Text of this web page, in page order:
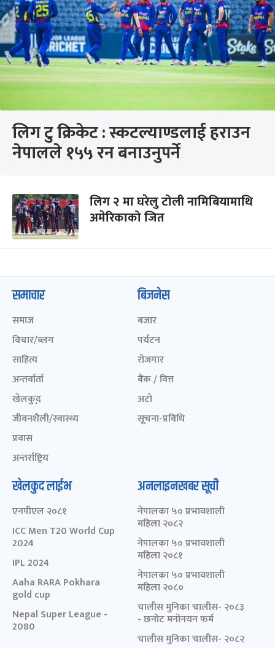
लिग टु क्रिकेट : स्कटल्याण्डलाई हराउन
नेपालले १५५ रन बनाउनुपर्ने
लिग २ मा घरेलु टोली नामिबियामाथि
अमेरिकाको जित
समाचार
समाज
विचार/ब्लग
साहित्य
अन्तर्वार्ता
खेलकुद़़
जीवनशैली/स्वास्थ्य
प्रवास
अन्तर्राष्ट्रिय
बिजनेस
बजार
पर्यटन
रोजगार
बैंक / वित्त
अटो
सूचना-प्रविधि
खेलकुद लाईभ
एनपीएल २०८१
ICC Men T20 World Cup
2024
IPL 2024
Aaha RARA Pokhara
gold cup
Nepal Super League -
2080
अनलाइनखबर सूची
नेपालका ५० प्रभावशाली
महिला २०८२
नेपालका ५० प्रभावशाली
महिला २०८१
नेपालका ५० प्रभावशाली
महिला २०८०
चालीस मुनिका चालीस- २०८३
- छनोट मनोनयन फर्म
चालीस मुनिका चालीस- २०८२